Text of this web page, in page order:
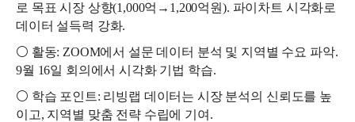
로 목표 시장 상향(1,000억→1,200억원). 파이차트 시각화로
데이터 설득력 강화.
⚪ 활동: ZOOM에서 설문 데이터 분석 및 지역별 수요 파악.
9월 16일 회의에서 시각화 기법 학습.
⚪ 학습 포인트: 리빙랩 데이터는 시장 분석의 신뢰도를 높
이고, 지역별 맞춤 전략 수립에 기여.